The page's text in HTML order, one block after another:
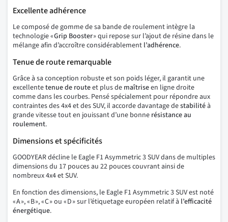
Excellente adhérence
Le composé de gomme de sa bande de roulement intègre la
technologie «Grip Booster» qui repose sur l’ajout de résine dans le
mélange afin d’accroître considérablement l’adhérence.
Tenue de route remarquable
Grâce à sa conception robuste et son poids léger, il garantit une
excellentetenuede routeet plus de maîtriseen ligne droite
comme dans les courbes. Pensé spécialement pour répondre aux
contraintes des 4x4 et des SUV, il accorde davantage destabilitéà
grande vitesse tout en jouissant d’une bonne résistance au
roulement.
Dimensions et spécificités
GOODYEAR décline le Eagle F1 Asymmetric 3 SUV dans de multiples
dimensions du 17 pouces au 22 pouces couvrant ainsi de
nombreux 4x4 et SUV.
En fonction des dimensions, le Eagle F1 Asymmetric 3 SUV est noté
« A », « B », « C » ou « D » sur l’étiquetage européen relatif à l’efficacité
énergétique.